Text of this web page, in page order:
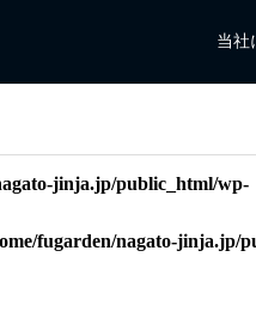
当社
jinja.jp/public_html/wp-
fugarden/nagato-jinja.jp/